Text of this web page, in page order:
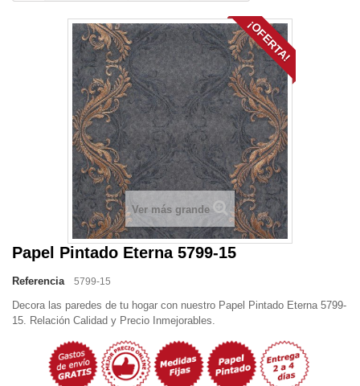
¡OFERTA!
Ver más grande
Papel Pintado Eterna 5799-15
Referencia 5799-15
Decora las paredes de tu hogar con nuestro Papel Pintado Eterna 5799-
15. Relación Calidad y Precio Inmejorables.